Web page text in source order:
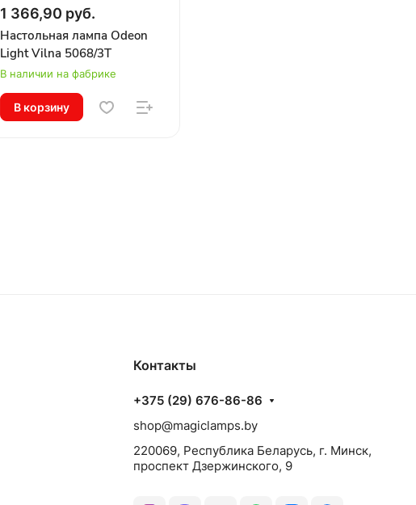
1 366,90 руб.
Настольная лампа Odeon
Light Vilna 5068/3T
В наличии на фабрике
В корзину
Контакты
+375 (29) 676-86-86
shop@magiclamps.by
220069, Республика Беларусь, г. Минск,
проспект Дзержинского, 9